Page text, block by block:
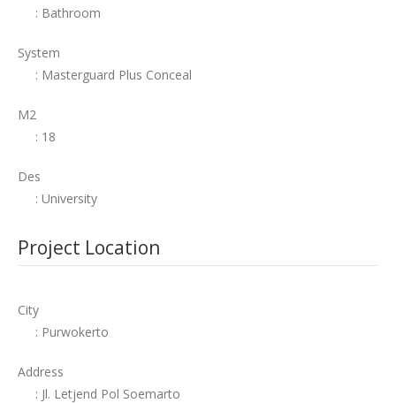
: Bathroom
System
: Masterguard Plus Conceal
M2
: 18
Des
: University
Project Location
City
: Purwokerto
Address
: Jl. Letjend Pol Soemarto